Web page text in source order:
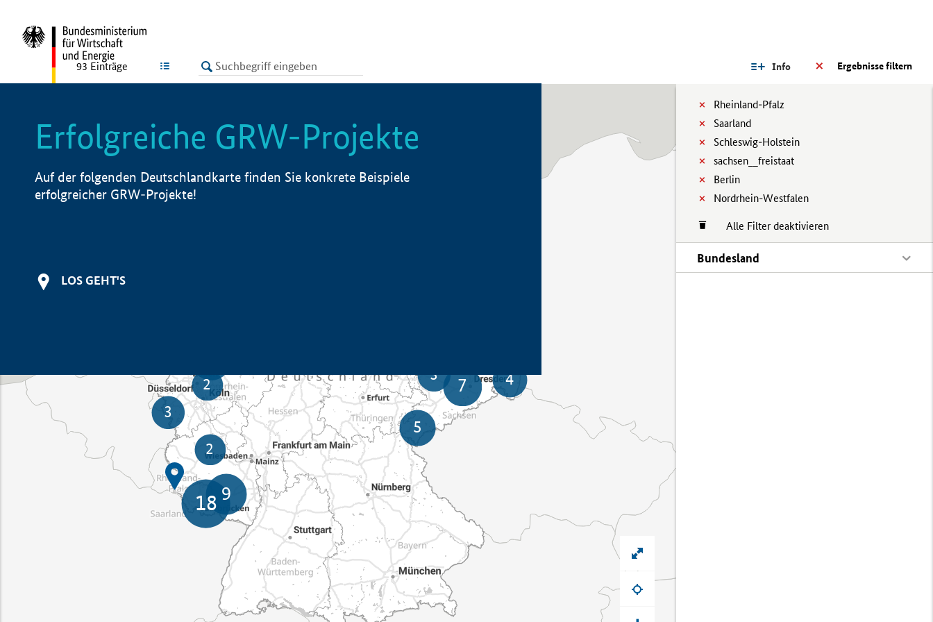
LISTE Ergebnisse filtern
Info
Rheinland-Pfalz
Saarland
Schleswig-Holstein
sachsen__freistaat
Berlin
Nordrhein-Westfalen
Alle Filter deaktivieren
Bundesland
93 Einträge
Erfolgreiche GRW-Projekte
Auf der folgenden Deutschlandkarte finden Sie konkrete Beispiele
erfolgreicher GRW-Projekte!
LOS GEHT'S